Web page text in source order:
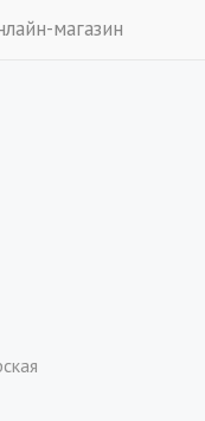
магазин